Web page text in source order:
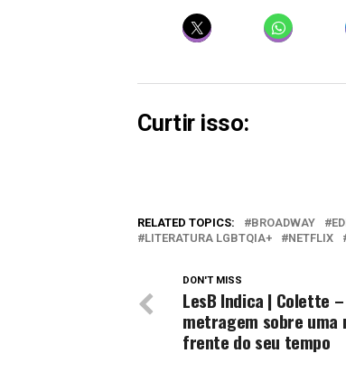
Curtir isso:
RELATED TOPICS: BROADWAY
LITERATURA LGBTQIA+
NETFLIX
DON'T MISS
LesB Indica | Colette
metragem sobre uma
frente do seu tempo